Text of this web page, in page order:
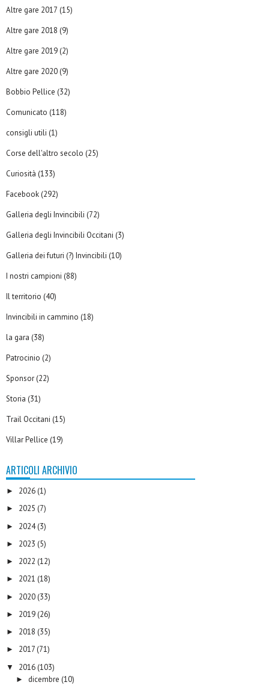
Altre gare 2017 (15)
Altre gare 2018 (9)
Altre gare 2019 (2)
Altre gare 2020 (9)
Bobbio Pellice (32)
Comunicato (118)
consigli utili (1)
Corse dell'altro secolo (25)
Curiosità (133)
Facebook (292)
Galleria degli Invincibili (72)
Galleria degli Invincibili Occitani (3)
Galleria dei futuri (?) Invincibili (10)
I nostri campioni (88)
Il territorio (40)
Invincibili in cammino (18)
la gara (38)
Patrocinio (2)
Sponsor (22)
Storia (31)
Trail Occitani (15)
Villar Pellice (19)
ARTICOLI ARCHIVIO
► 2026 (1)
► 2025 (7)
► 2024(3)
► 2023 (5)
► 2022 (12)
► 2021 (18)
► 2020 (33)
► 2019 (26)
► 2018 (35)
► 2017 (71)
▼ 2016 (103)
► dicembre (10)